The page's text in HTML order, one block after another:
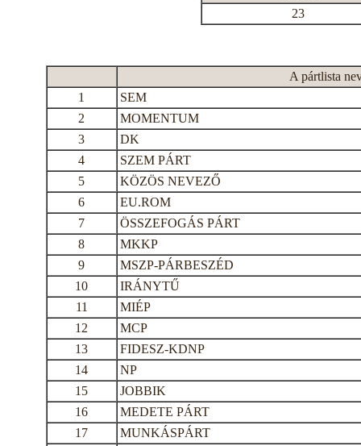
23
A pártlista
1
SEM
2
MOMENTUM
3
DK
4
SZEM PÁRT
5
KÖZÖS NEVEZŐ
6
EU.ROM
7
ÖSSZEFOGÁS PÁRT
8
MKKP
9
MSZP-PÁRBESZÉD
10
IRÁNYTŰ
11
MIÉP
12
MCP
13
FIDESZ-KDNP
14
NP
15
JOBBIK
16
MEDETE PÁRT
17
MUNKÁSPÁRT